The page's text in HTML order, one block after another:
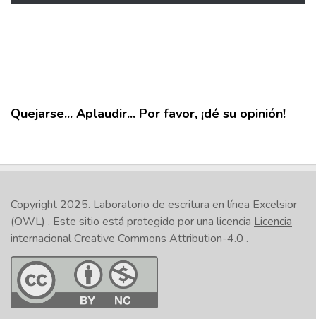
Quejarse... Aplaudir... Por favor, ¡dé su opinión!
Copyright 2025. Laboratorio de escritura en línea Excelsior
(OWL) . Este sitio está protegido por una licencia Licencia
internacional Creative Commons Attribution-4.0 .